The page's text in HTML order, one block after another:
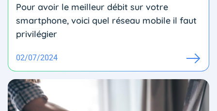
Pour avoir le meilleur débit sur votre
smartphone, voici quel réseau mobile il faut
privilégier
02/07/2024